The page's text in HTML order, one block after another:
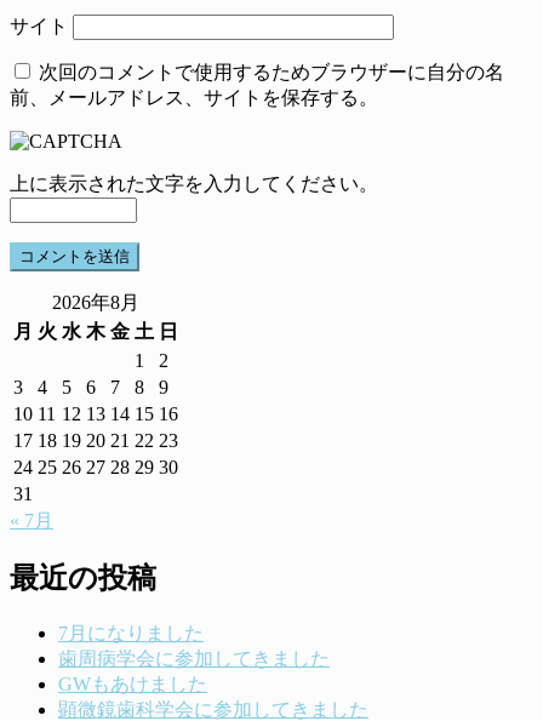
サイト
次回のコメントで使用するためブラウザーに自分の名
前、メールアドレス、サイトを保存する。
上に表示された文字を入力してください。
2026年8月
月 火 水 木 金 土 日
1
2
3
4 5 6 7 8
9
10 11 12 13 14 15 16
17 18 19 20 21 22 23
24 25 26 27 28 29 30
31
« 7月
最近の投稿
7月になりました
歯周病学会に参加してきました
GWもあけました
顕微鏡歯科学会に参加してきました